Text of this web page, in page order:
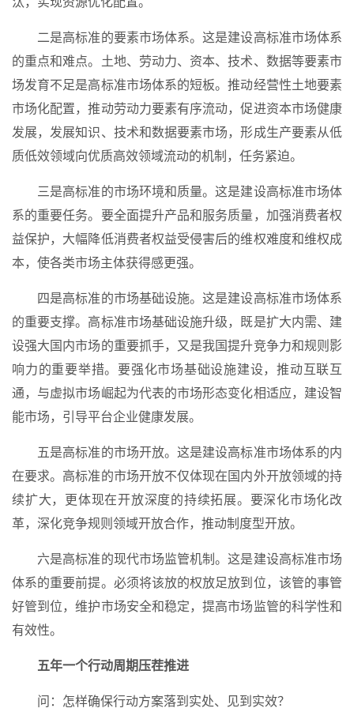
二是高标准的要素市场体系。这是建设高标准市场体系
的重点和难点。土地、劳动力、资本、技术、数据等要素市
场发育不足是高标准市场体系的短板。推动经营性土地要素
市场化配置，推动劳动力要素有序流动，促进资本市场健康
发展，发展知识、技术和数据要素市场，形成生产要素从低
质低效领域向优质高效领域流动的机制，任务紧迫。
三是高标准的市场环境和质量。这是建设高标准市场体
系的重要任务。要全面提升产品和服务质量，加强消费者权
益保护，大幅降低消费者权益受侵害后的维权难度和维权成
本，使各类市场主体获得感更强。
四是高标准的市场基础设施。这是建设高标准市场体系
的重要支撑。高标准市场基础设施升级，既是扩大内需、建
设强大国内市场的重要抓手，又是我国提升竞争力和规则影
响力的重要举措。要强化市场基础设施建设，推动互联互
通，与虚拟市场崛起为代表的市场形态变化相适应，建设智
能市场，引导平台企业健康发展。
五是高标准的市场开放。这是建设高标准市场体系的内
在要求。高标准的市场开放不仅体现在国内外开放领域的持
续扩大，更体现在开放深度的持续拓展。要深化市场化改
革，深化竞争规则领域开放合作，推动制度型开放。
六是高标准的现代市场监管机制。这是建设高标准市场
体系的重要前提。必须将该放的权放足放到位，该管的事管
好管到位，维护市场安全和稳定，提高市场监管的科学性和
有效性。
五年一个行动周期压茬推进
问：怎样确保行动方案落到实处、见到实效？